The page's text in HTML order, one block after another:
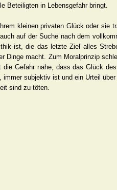
Beteiligten in Lebensgefahr bringt.
kleinen privaten Glück oder sie
auf der Suche nach dem
ist, die das letzte Ziel alles
macht. Zum Moralprinzip
Gefahr nahe, dass das Glück
subjektiv ist und ein Urteil
sind zu töten.